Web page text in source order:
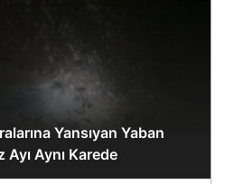
Yansıyan Yaban
Ayı Aynı Karede